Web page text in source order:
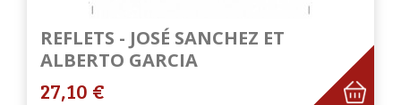
REFLETS - JOSÉ SANCHEZ ET
ALBERTO GARCIA
27,10 €